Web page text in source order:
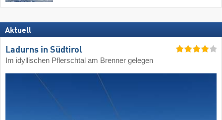
Aktuell
Ladurns in Südtirol
Im idyllischen Pflerschtal am Brenner gelegen